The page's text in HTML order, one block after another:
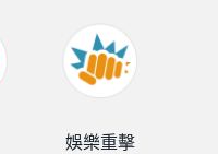
娛樂重擊